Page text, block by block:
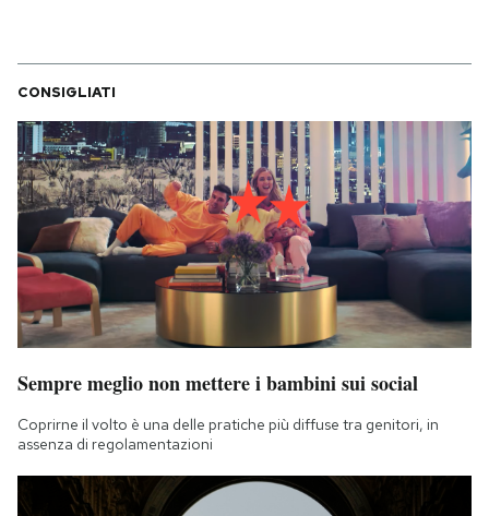
CONSIGLIATI
Sempre meglio non mettere i bambini sui social
Coprirne il volto è una delle pratiche più diffuse tra genitori, in
assenza di regolamentazioni